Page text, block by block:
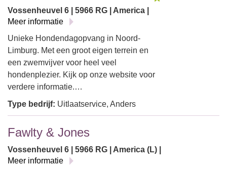
Vossenheuvel 6 | 5966 RG | America |
Meer informatie
Unieke Hondendagopvang in Noord-
Limburg. Met een groot eigen terrein en
een zwemvijver voor heel veel
hondenplezier. Kijk op onze website voor
verdere informatie.…
Type bedrijf: Uitlaatservice, Anders
Fawlty & Jones
Vossenheuvel 6 | 5966 RG | America (L) |
Meer informatie